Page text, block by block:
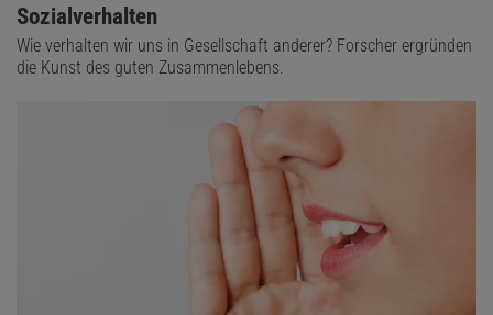
Sozialverhalten
Wie verhalten wir uns in Gesellschaft anderer? Forscher ergründen
die Kunst des guten Zusammenlebens.